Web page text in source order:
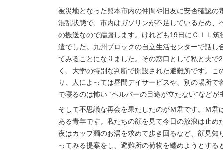
被災地となった熊本市内の仲間や旧友に安否確認
混乱状態で、市内はガソリンが不足しているため
の搬送なので躊躇します。けれども19日にＣＩＬ
遣でした。九州ブロックの自立生活センターで話
てみることになりました。その窓口として私と夫
く、大学の特別な判断で開設された避難所です。
り、人によっては昼間デイサービスや、別の場所で
で寝るのは怖い”“ヘルパーの目途が立たない”などが
そして不思議な再会を果たしたのがＭ君です。Ｍ
ある青年です。私たちの顔を見て今日の放浪は止
夜はカップ麺のお湯を求めて歩き回るなど、顔見
ってみる提案をし、避難所の荷物を纏めようとす